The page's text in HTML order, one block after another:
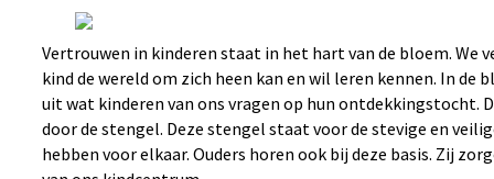
Vertrouwen in kinderen staat in het hart van de bloem. We
kind de wereld om zich heen kan en wil leren kennen. In de
uit wat kinderen van ons vragen op hun ontdekkingstocht.
door de stengel. Deze stengel staat voor de stevige en
hebben voor elkaar. Ouders horen ook bij deze basis. Zij